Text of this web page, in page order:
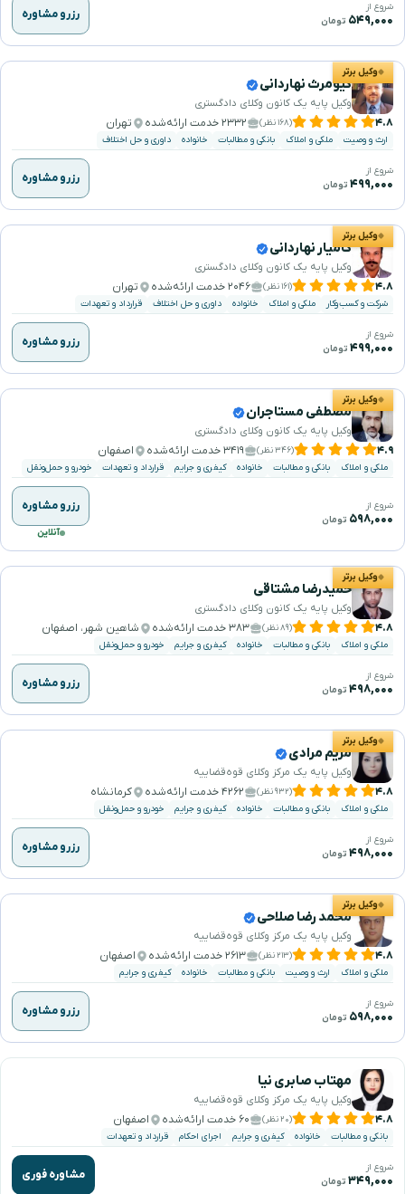
شروع از
۵۴۹,۰۰۰ تومان رزرو مشاوره
وکیل برتر
کیومرث نهاردانی
وکیل پایه یک کانون وکلای دادگستری
۴.۸ (۱۶۸ نظر) ۲۳۳۲ خدمت ارائه‌شده تهران
ارث و وصیت ملکی و املاک بانکی و مطالبات خانواده داوری و حل اختلاف
شروع از
۴۹۹,۰۰۰ تومان رزرو مشاوره
وکیل برتر
کامیار نهاردانی
وکیل پایه یک کانون وکلای دادگستری
۴.۸ (۱۶۱ نظر) ۲۰۴۶ خدمت ارائه‌شده تهران
شرکت و کسب‌وکار ملکی و املاک خانواده داوری و حل اختلاف قرارداد و تعهدات
شروع از
۴۹۹,۰۰۰ تومان رزرو مشاوره
وکیل برتر
مصطفی مستاجران
وکیل پایه یک کانون وکلای دادگستری
۴.۹ (۳۴۶ نظر) ۳۴۱۹ خدمت ارائه‌شده اصفهان
ملکی و املاک بانکی و مطالبات خانواده کیفری و جرایم قرارداد و تعهدات خودرو و حمل‌ونقل
شروع از
۵۹۸,۰۰۰ تومان
رزرو مشاوره
آنلاین
وکیل برتر
حمیدرضا مشتاقی
وکیل پایه یک کانون وکلای دادگستری
۴.۸ (۸۹ نظر) ۳۸۳ خدمت ارائه‌شده شاهین شهر، اصفهان
ملکی و املاک بانکی و مطالبات خانواده کیفری و جرایم خودرو و حمل‌ونقل
شروع از
۴۹۸,۰۰۰ تومان رزرو مشاوره
وکیل برتر
مریم مرادی
وکیل پایه یک مرکز وکلای قوه‌قضاییه
۴.۸ (۹۳۲ نظر) ۴۲۶۲ خدمت ارائه‌شده کرمانشاه
ملکی و املاک بانکی و مطالبات خانواده کیفری و جرایم خودرو و حمل‌ونقل
شروع از
۴۹۸,۰۰۰ تومان رزرو مشاوره
وکیل برتر
محمد رضا صلاحی
وکیل پایه یک مرکز وکلای قوه‌قضاییه
۴.۸ (۲۱۳ نظر) ۲۶۱۳ خدمت ارائه‌شده اصفهان
ملکی و املاک ارث و وصیت بانکی و مطالبات خانواده کیفری و جرایم
شروع از
۵۹۸,۰۰۰ تومان رزرو مشاوره
مهتاب صابری نیا
وکیل پایه یک مرکز وکلای قوه‌قضاییه
۴.۸ (۲۰ نظر) ۶۰ خدمت ارائه‌شده اصفهان
بانکی و مطالبات خانواده کیفری و جرایم اجرای احکام قرارداد و تعهدات
شروع از
۳۴۹,۰۰۰ تومان مشاوره فوری